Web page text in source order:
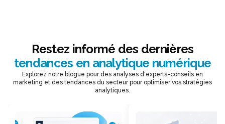
Restez informé des dernières
tendances en analytique numérique
Explorez notre blogue pour des analyses d'experts-conseils en
marketing et des tendances du secteur pour optimiser vos stratégies
analytiques.